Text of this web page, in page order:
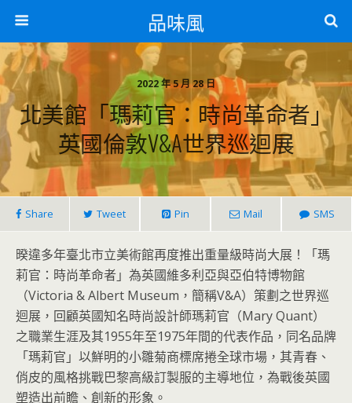
品味風
2022 年 5 月 28 日
北美館「瑪莉官：時尚革命者」
英國倫敦V&A世界巡迴展
Share Tweet Pin Mail SMS
暌違多年臺北市立美術館再度推出重量級時尚大展！「瑪
莉官：時尚革命者」為英國維多利亞與亞伯特博物館
（Victoria & Albert Museum，簡稱V&A）策劃之世界巡
迴展，回顧英國知名時尚設計師瑪莉官（Mary Quant）
之職業生涯及其1955年至1975年間的代表作品，同名品牌
「瑪莉官」以鮮明的小雛菊商標席捲全球市場，其青春、
俏皮的風格挑戰巴黎高級訂製服的主導地位，為戰後英國
塑造出前瞻、創新的形象。